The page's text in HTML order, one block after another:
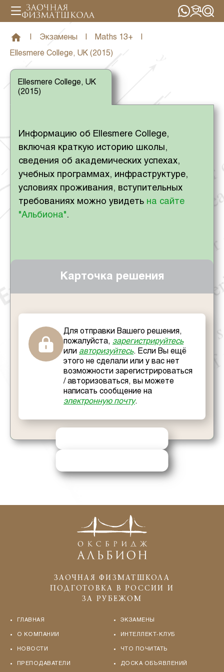
Экзамены Maths 13+
Ellesmere College, UK (2015)
Ellesmere College, UK
(2015)
Информацию об Ellesmere College,
включая краткую историю школы,
сведения об академических успехах,
учебных программах, инфраструктуре,
условиях проживания, вступительных
требованиях можно увидеть на сайте
"Альбиона".
Карточка решения
Для отправки Вашего решения,
пожалуйста, зарегистрируйтесь
или авторизуйтесь. Если Вы ещё
этого не сделали или у вас нет
возможности зарегистрироваться
/ авторизоваться, вы можете
написать сообщение на
электронную почту.
ЗАОЧНАЯ ФИЗМАТШКОЛА
ПОДГОТОВКА В РОССИИ И
ЗА РУБЕЖОМ
ГЛАВНАЯ
О КОМПАНИИ
НОВОСТИ
ПРЕПОДАВАТЕЛИ
ЭКЗАМЕНЫ
ИНТЕЛЛЕКТ-КЛУБ
ЧТО ПОЧИТАТЬ
ДОСКА ОБЪЯВЛЕНИЙ